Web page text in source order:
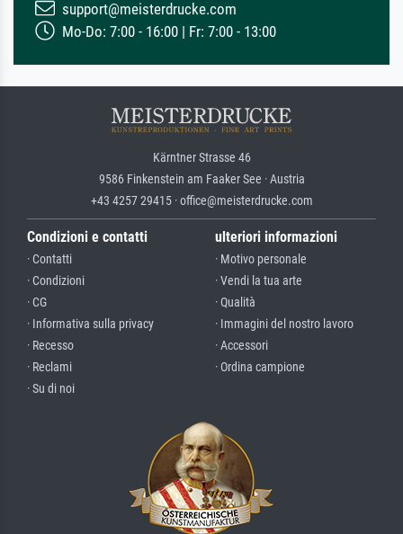
support@meisterdrucke.com
Mo-Do: 7:00 - 16:00 | Fr: 7:00 - 13:00
Kärntner Strasse 46
9586 Finkenstein am Faaker See · Austria
+43 4257 29415 · office@meisterdrucke.com
Condizioni e contatti
· Contatti
· Condizioni
· CG
· Informativa sulla privacy
· Recesso
· Reclami
· Su di noi
ulteriori informazioni
· Motivo personale
· Vendi la tua arte
· Qualità
· Immagini del nostro lavoro
· Accessori
· Ordina campione